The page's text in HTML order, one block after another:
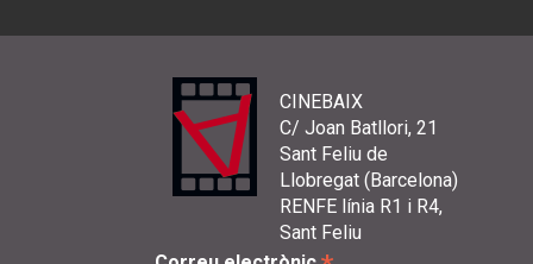
CINEBAIX
C/ Joan Batllori, 21
Sant Feliu de
Llobregat (Barcelona)
RENFE línia R1 i R4,
Sant Feliu